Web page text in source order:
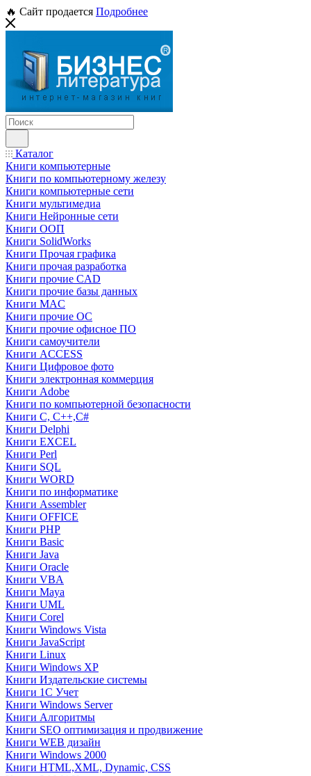
🔥 Сайт продается Подробнее
Каталог
Книги компьютерные
Книги по компьютерному железу
Книги компьютерные сети
Книги мультимедиа
Книги Нейронные сети
Книги ООП
Книги SolidWorks
Книги Прочая графика
Книги прочая разработка
Книги прочие CAD
Книги прочие базы данных
Книги MAC
Книги прочие ОС
Книги прочие офисное ПО
Книги самоучители
Книги ACCESS
Книги Цифровое фото
Книги электронная коммерция
Книги Adobe
Книги по компьютерной безопасности
Книги C, C++,С#
Книги Delphi
Книги EXCEL
Книги Perl
Книги SQL
Книги WORD
Книги по информатике
Книги Assembler
Книги OFFICE
Книги PHP
Книги Basic
Книги Java
Книги Oracle
Книги VBA
Книги Maya
Книги UML
Книги Corel
Книги Windows Vista
Книги JavaScript
Книги Linux
Книги Windows XP
Книги Издательские системы
Книги 1C Учет
Книги Windows Server
Книги Алгоритмы
Книги SEO оптимизация и продвижение
Книги WEB дизайн
Книги Windows 2000
Книги HTML,XML, Dynamic, CSS